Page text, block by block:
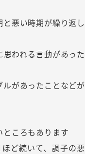
悪い時期が繰り返し
われる言動があった
があったことなどが
ところもあります
ど続いて、調子の悪